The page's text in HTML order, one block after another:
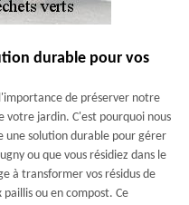
durable pour vos
de préserver notre
jardin. C'est pourquoi nous
une solution durable pour gérer
ou que vous résidiez dans le
à transformer vos résidus de
ou en compost. Ce